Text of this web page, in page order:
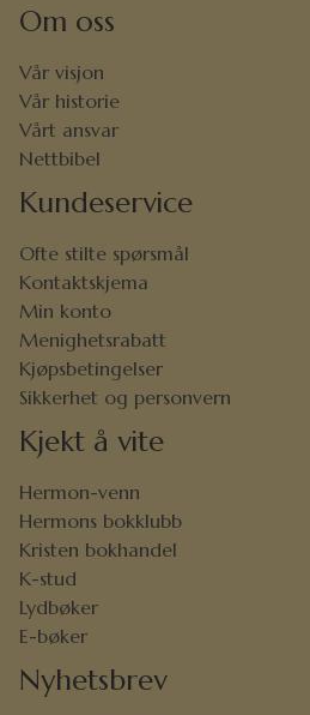
Om oss
Vår visjon
Vår historie
Vårt ansvar
Nettbibel
Kundeservice
Ofte stilte spørsmål
Kontaktskjema
Min konto
Menighetsrabatt
Kjøpsbetingelser
Sikkerhet og personvern
Kjekt å vite
Hermon-venn
Hermons bokklubb
Kristen bokhandel
K-stud
Lydbøker
E-bøker
Nyhetsbrev